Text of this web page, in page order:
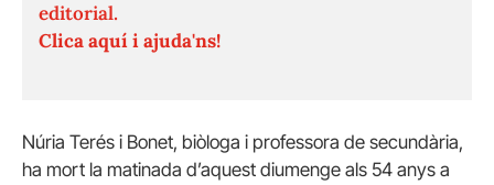
editorial.
Clica aquí i ajuda'ns!
Núria Terés i Bonet, biòloga i professora de secundària,
ha mort la matinada d’aquest diumenge als 54 anys a